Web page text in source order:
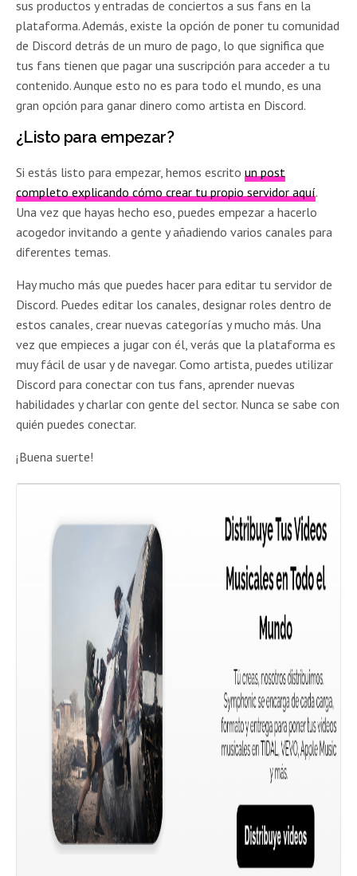
sus productos y entradas de conciertos a sus fans en la
plataforma. Además, existe la opción de poner tu comunidad
de Discord detrás de un muro de pago, lo que significa que
tus fans tienen que pagar una suscripción para acceder a tu
contenido. Aunque esto no es para todo el mundo, es una
gran opción para ganar dinero como artista en Discord.
¿Listo para empezar?
Si estás listo para empezar, hemos escritoun post
completo explicando cómo crear tu propio servidor aquí.
Una vez que hayas hecho eso, puedes empezar a hacerlo
acogedor invitando a gente y añadiendo varios canales para
diferentes temas.
Hay mucho más que puedes hacer para editar tu servidor de
Discord. Puedes editar los canales, designar roles dentro de
estos canales, crear nuevas categorías y mucho más. Una
vez que empieces a jugar con él, verás que la plataforma es
muy fácil de usar y de navegar. Como artista, puedes utilizar
Discord para conectar con tus fans, aprender nuevas
habilidades y charlar con gente del sector. Nunca se sabe con
quién puedes conectar.
¡Buena suerte!